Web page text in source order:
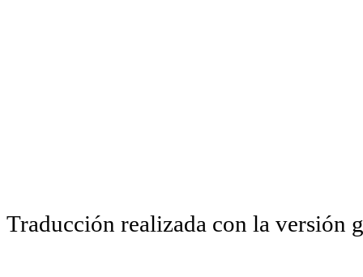
Traducción realizada con la versión